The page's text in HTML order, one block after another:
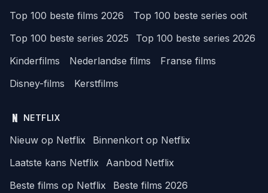
Top 100 beste films 2026
Top 100 beste series ooit
Top 100 beste series 2025
Top 100 beste series 2026
Kinderfilms
Nederlandse films
Franse films
Disney-films
Kerstfilms
NETFLIX
Nieuw op Netflix
Binnenkort op Netflix
Laatste kans Netflix
Aanbod Netflix
Beste films op Netflix
Beste films 2026